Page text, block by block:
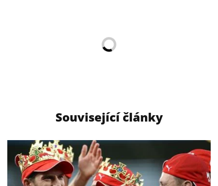
Související články